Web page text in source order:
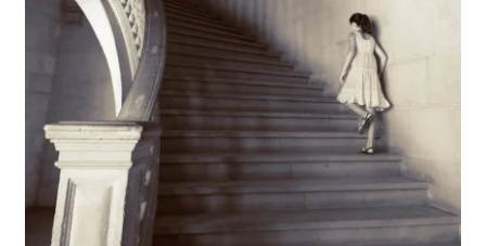
AKTUELLES
NEWSLETTER
WEITERE VERLAGE
Search: